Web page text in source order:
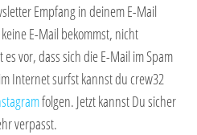
Empfang in deinem E-Mail
E-Mail bekommst, nicht
vor, dass sich die E-Mail im Spam
Internet surfst kannst du crew32
folgen. Jetzt kannst Du sicher
verpasst.